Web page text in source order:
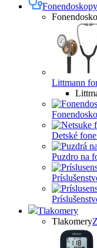
Fonendoskopy
Littmann
Detské
Puzdro na
Tlakomery
Tlakomery